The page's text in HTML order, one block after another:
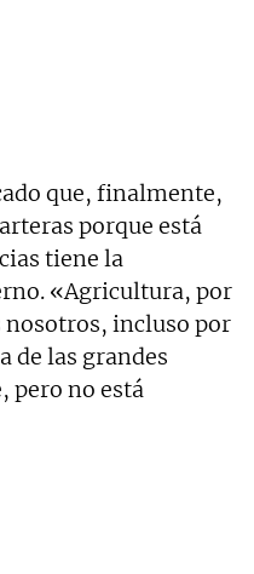
que, finalmente,
porque está
tiene la
«Agricultura, por
nosotros, incluso por
de las grandes
pero no está